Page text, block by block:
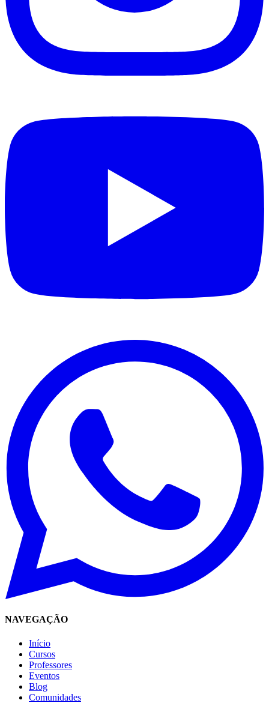
NAVEGAÇÃO
Início
Cursos
Professores
Eventos
Blog
Comunidades